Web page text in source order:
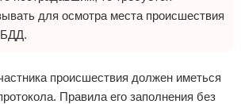
для осмотра места происшествия
происшествия должен иметься
Правила его заполнения без